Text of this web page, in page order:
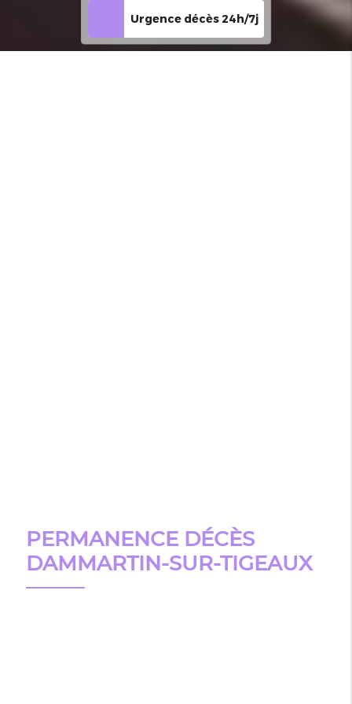
Urgence décès 24h/7j
PERMANENCE DÉCÈS
DAMMARTIN-SUR-TIGEAUX